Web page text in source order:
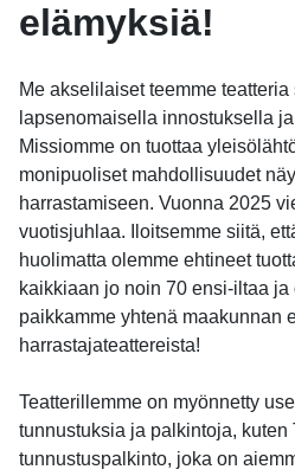
elämyksiä!
Me akselilaiset teemme
lapsenomaisella innostuksella
Missiomme on tuottaa
monipuoliset mahdollisuudet
harrastamiseen. Vuonna 2025
vuotisjuhlaa. Iloitsemme siitä,
huolimatta olemme ehtineet
kaikkiaan jo noin 70 ensi-iltaa
paikkamme yhtenä maakunnan
harrastajateattereista!
Teatterillemme on myönnetty
tunnustuksia ja palkintoja, kuten
tunnustuspalkinto, joka on